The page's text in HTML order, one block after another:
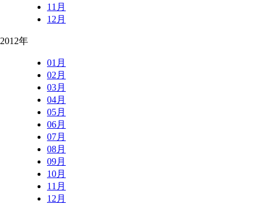
11月
12月
2012年
01月
02月
03月
04月
05月
06月
07月
08月
09月
10月
11月
12月